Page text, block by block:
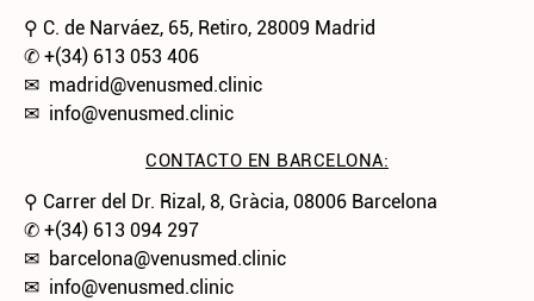
⚲ C. de Narváez, 65, Retiro, 28009 Madrid
✆ +(34) 613 053 406
✉ madrid@venusmed.clinic
✉ info@venusmed.clinic
CONTACTO EN BARCELONA:
⚲ Carrer del Dr. Rizal, 8, Gràcia, 08006 Barcelona
✆ +(34) 613 094 297
✉ barcelona@venusmed.clinic
✉ info@venusmed.clinic